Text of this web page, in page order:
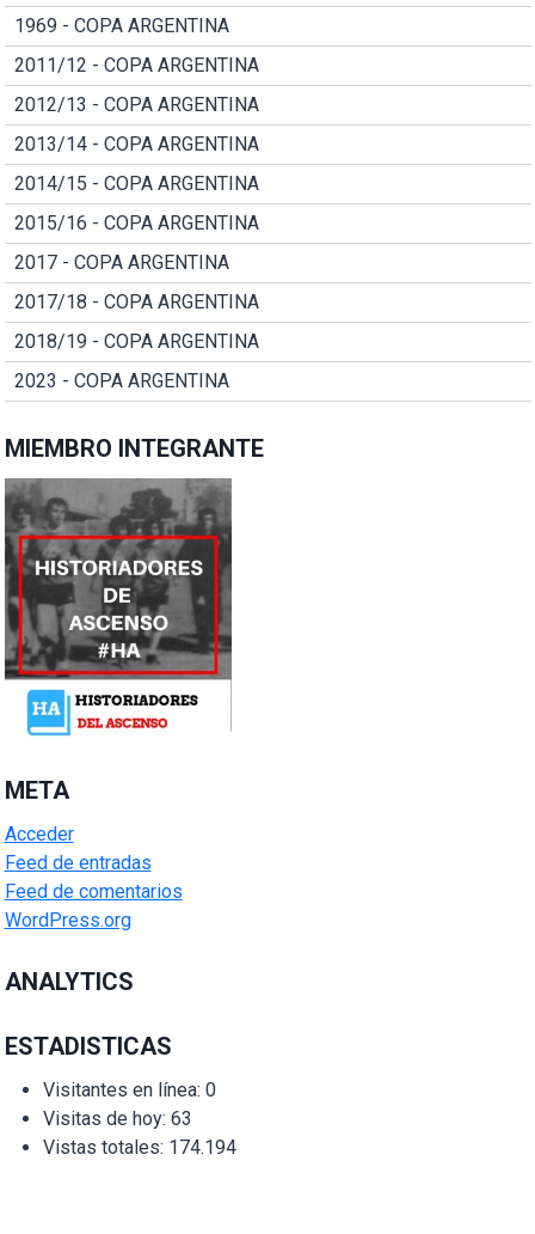
1969 - COPA ARGENTINA
2011/12 - COPA ARGENTINA
2012/13 - COPA ARGENTINA
2013/14 - COPA ARGENTINA
2014/15 - COPA ARGENTINA
2015/16 - COPA ARGENTINA
2017 - COPA ARGENTINA
2017/18 - COPA ARGENTINA
2018/19 - COPA ARGENTINA
2023 - COPA ARGENTINA
MIEMBRO INTEGRANTE
META
Acceder
Feed de entradas
Feed de comentarios
WordPress.org
ANALYTICS
ESTADISTICAS
Visitantes en línea: 0
Visitas de hoy: 63
Vistas totales: 174.194